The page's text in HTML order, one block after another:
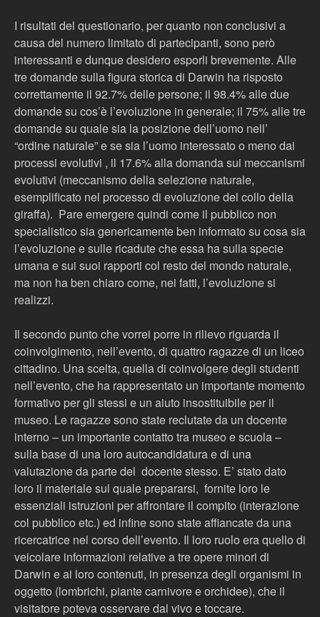
I risultati del questionario, per quanto non conclusivi a
causa del numero limitato di partecipanti, sono però
interessanti e dunque desidero esporli brevemente. Alle
tre domande sulla figura storica di Darwin ha risposto
correttamente il 92.7% delle persone; il 98.4% alle due
domande su cos’è l’evoluzione in generale; il 75% alle tre
domande su quale sia la posizione dell’uomo nell’
“ordine naturale” e se sia l’uomo interessato o meno dai
processi evolutivi , il 17.6% alla domanda sui meccanismi
evolutivi (meccanismo della selezione naturale,
esemplificato nel processo di evoluzione del collo della
giraffa). Pare emergere quindi come il pubblico non
specialistico sia genericamente ben informato su cosa sia
l’evoluzione e sulle ricadute che essa ha sulla specie
umana e sui suoi rapporti col resto del mondo naturale,
ma non ha ben chiaro come, nei fatti, l’evoluzione si
realizzi.
Il secondo punto che vorrei porre in rilievo riguarda il
coinvolgimento, nell’evento, di quattro ragazze di un liceo
cittadino. Una scelta, quella di coinvolgere degli studenti
nell’evento, che ha rappresentato un importante momento
formativo per gli stessi e un aiuto insostituibile per il
museo. Le ragazze sono state reclutate da un docente
interno – un importante contatto tra museo e scuola –
sulla base di una loro autocandidatura e di una
valutazione da parte del docente stesso. E’ stato dato
loro il materiale sul quale prepararsi, fornite loro le
essenziali istruzioni per affrontare il compito (interazione
col pubblico etc.) ed infine sono state affiancate da una
ricercatrice nel corso dell’evento. Il loro ruolo era quello di
veicolare informazioni relative a tre opere minori di
Darwin e ai loro contenuti, in presenza degli organismi in
oggetto (lombrichi, piante carnivore e orchidee), che il
visitatore poteva osservare dal vivo e toccare.